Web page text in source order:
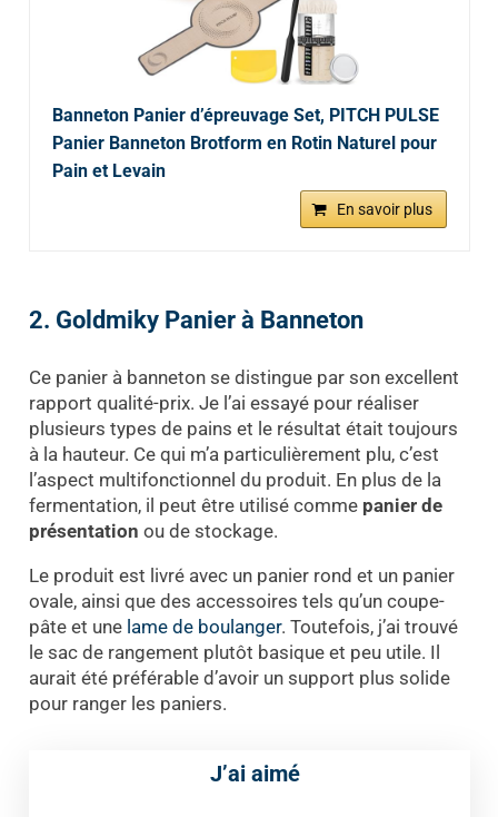
Banneton Panier d’épreuvage Set, PITCH PULSE
Panier Banneton Brotform en Rotin Naturel pour
Pain et Levain
En savoir plus
2. Goldmiky Panier à Banneton
Ce panier à banneton se distingue par son excellent
rapport qualité-prix. Je l’ai essayé pour réaliser
plusieurs types de pains et le résultat était toujours
à la hauteur. Ce qui m’a particulièrement plu, c’est
l’aspect multifonctionnel du produit. En plus de la
fermentation, il peut être utilisé comme panier de
présentation ou de stockage.
Le produit est livré avec un panier rond et un panier
ovale, ainsi que des accessoires tels qu’un coupe-
pâte et une lame de boulanger. Toutefois, j’ai trouvé
le sac de rangement plutôt basique et peu utile. Il
aurait été préférable d’avoir un support plus solide
pour ranger les paniers.
J’ai aimé